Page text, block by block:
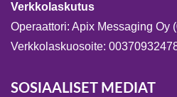
Verkkolaskutus
Operaattori: Apix Messaging Oy
Verkkolaskuosoite:
SOSIAALISET MEDIAT